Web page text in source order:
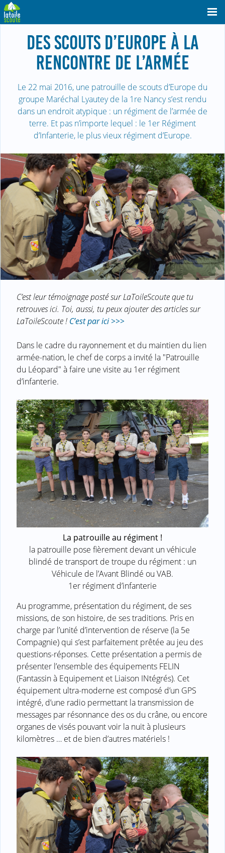
DES SCOUTS D’EUROPE À LA
RENCONTRE DE L’ARMÉE
Le 22 mai 2016, une patrouille de scouts d’Europe du
groupe Maréchal Lyautey de la 1re Nancy s’est rendu
dans un endroit atypique : un régiment de l’armée de
terre. Et pas n’importe lequel : le 1er Régiment
d’Infanterie, le plus vieux régiment d’Europe.
C’est leur témoignage posté sur LaToileScoute que tu
retrouves ici. Toi, aussi, tu peux ajouter des articles sur
LaToileScoute ! C’est par ici >>>
Dans le cadre du rayonnement et du maintien du lien
armée-nation, le chef de corps a invité la "Patrouille
du Léopard" à faire une visite au 1er régiment
d’infanterie.
La patrouille au régiment !
la patrouille pose fièrement devant un véhicule
blindé de transport de troupe du régiment : un
Véhicule de l’Avant Blindé ou VAB.
1er régiment d’infanterie
Au programme, présentation du régiment, de ses
missions, de son histoire, de ses traditions. Pris en
charge par l’unité d’intervention de réserve (la 5e
Compagnie) qui s’est parfaitement prêtée au jeu des
questions-réponses. Cette présentation a permis de
présenter l’ensemble des équipements FELIN
(Fantassin à Equipement et Liaison INtégrés). Cet
équipement ultra-moderne est composé d’un GPS
intégré, d’une radio permettant la transmission de
messages par résonnance des os du crâne, ou encore
organes de visés pouvant voir la nuit à plusieurs
kilomètres … et de bien d’autres matériels !